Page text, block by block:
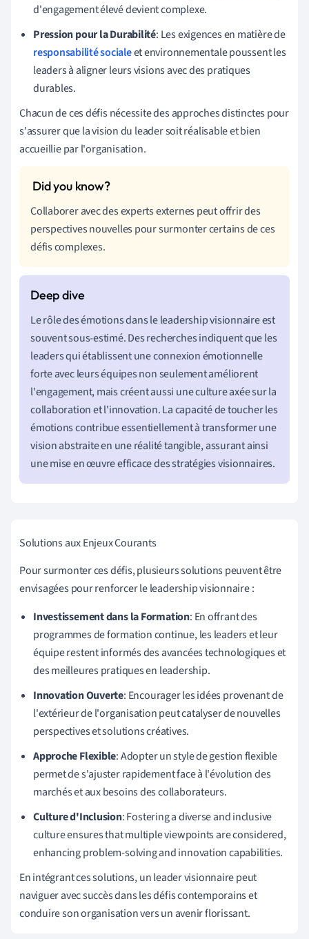
d'engagement élevé devient complexe.
Pression pour la Durabilité: Les exigences en matière de
responsabilité socialeet environnementale poussent les
leaders à aligner leurs visions avec des pratiques
durables.
Chacun de ces défis nécessite des approches distinctes pour
s'assurer que la vision du leader soit réalisable et bien
accueillie par l'organisation.
Collaborer avec des experts externes peut offrir des
perspectives nouvelles pour surmonter certains de ces
défis complexes.
Le rôle des émotions dans le leadership visionnaire est
souvent sous-estimé. Des recherches indiquent que les
leaders qui établissent une connexion émotionnelle
forte avec leurs équipes non seulement améliorent
l'engagement, mais créent aussi une culture axée sur la
collaboration et l'innovation. La capacité de toucher les
émotions contribue essentiellement à transformer une
vision abstraite en une réalité tangible, assurant ainsi
une mise en œuvre efficace des stratégies visionnaires.
Solutions aux Enjeux Courants
Pour surmonter ces défis, plusieurs solutions peuvent être
envisagées pour renforcer le leadership visionnaire :
Investissement dans la Formation: En offrant des
programmes de formation continue, les leaders et leur
équipe restent informés des avancées technologiques et
des meilleures pratiques en leadership.
Innovation Ouverte: Encourager les idées provenant de
l'extérieur de l'organisation peut catalyser de nouvelles
perspectives et solutions créatives.
Approche Flexible: Adopter un style de gestion flexible
permet de s'ajuster rapidement face à l'évolution des
marchés et aux besoins des collaborateurs.
Culture d'Inclusion: Fostering a diverse and inclusive
culture ensures that multiple viewpoints are considered,
enhancing problem-solving and innovation capabilities.
En intégrant ces solutions, un leader visionnaire peut
naviguer avec succès dans les défis contemporains et
conduire son organisation vers un avenir florissant.